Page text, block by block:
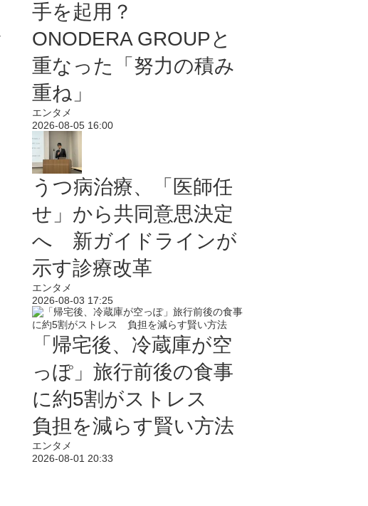
手を起用？
ONODERA GROUPと
重なった「努力の積み
重ね」
エンタメ
2026-08-05 16:00
うつ病治療、「医師任
せ」から共同意思決定
へ 新ガイドラインが
示す診療改革
エンタメ
2026-08-03 17:25
「帰宅後、冷蔵庫が空
っぽ」旅行前後の食事
に約5割がストレス
負担を減らす賢い方法
エンタメ
2026-08-01 20:33